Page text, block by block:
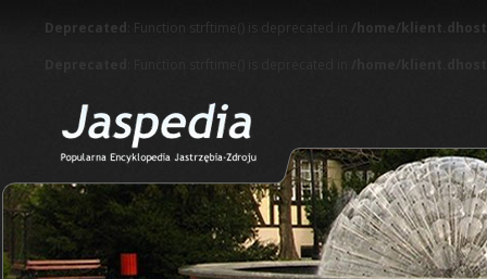
Deprecated : Function strftime() is deprecated in /home/